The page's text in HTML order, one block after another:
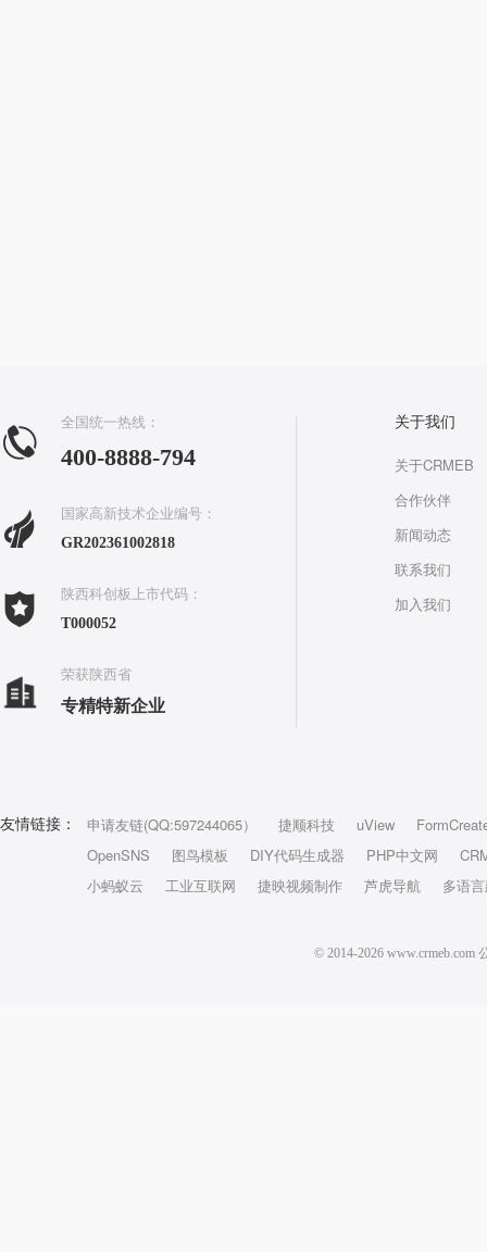
全国统一热线：
400-8888-794
国家高新技术企业编号：
GR202361002818
陕西科创板上市代码：
T000052
荣获陕西省
专精特新企业
关于我们
关于CRMEB
合作伙伴
新闻动态
联系我们
加入我们
友情链接： 申请友链(QQ:597244065） 捷顺科技 uView
OpenSNS
图鸟模板 DIY代码生成器 PHP中文网
小蚂蚁云
工业互联网 捷映视频制作 芦虎导航 多语
© 2014-2026